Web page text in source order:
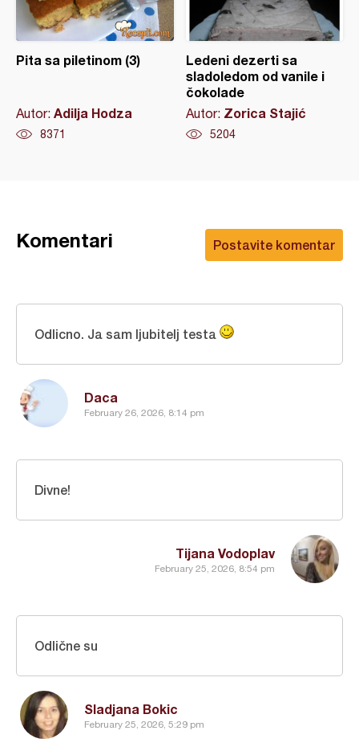
Pita sa piletinom (3)
Autor: Adilja Hodza
8371
Ledeni dezerti sa
sladoledom od vanile i
čokolade
Autor: Zorica Stajić
5204
Postavite komentar
Komentari
Daca
February 26, 2026, 8:14 pm
Odlicno. Ja sam ljubitelj testa
Tijana Vodoplav
February 25, 2026, 8:54 pm
Divne!
Sladjana Bokic
February 25, 2026, 5:29 pm
Odlične su